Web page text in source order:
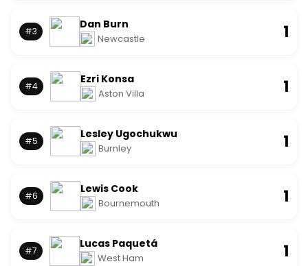
#3
Dan Burn
Newcastle 1
#4
Ezri Konsa
Aston Villa 1
#5
Lesley Ugochukwu
Burnley 1
#6
Lewis Cook
Bournemouth 1
#7
Lucas Paquetá
West Ham 1